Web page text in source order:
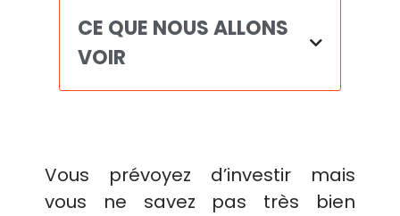
CE QUE NOUS ALLONS
VOIR
Vous prévoyez d’investir mais
vous ne savez pas très bien